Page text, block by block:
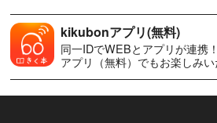
kikubonアプリ(無料)
同一IDでWEBとアプリが連携！
アプリ（無料）でもお楽しみい